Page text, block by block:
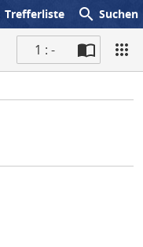
Trefferliste search Suchen
1 : -